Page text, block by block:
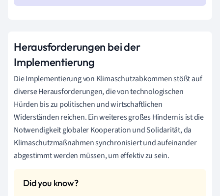
Herausforderungen bei der
Implementierung
Die Implementierung von Klimaschutzabkommen stößt auf
diverse Herausforderungen, die von technologischen
Hürden bis zu politischen und wirtschaftlichen
Widerständen reichen. Ein weiteres großes Hindernis ist die
Notwendigkeit globaler Kooperation und Solidarität, da
Klimaschutzmaßnahmen synchronisiert und aufeinander
abgestimmt werden müssen, um effektiv zu sein.